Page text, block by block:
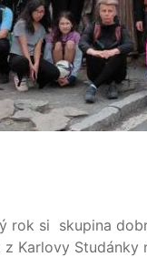
rok si skupina
Karlovy Studánky